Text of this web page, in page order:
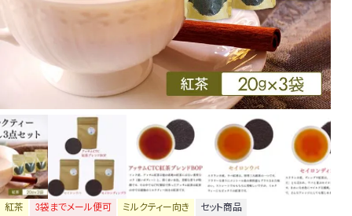
紅茶 3袋までメール便可 ミルクティー向き セット商品